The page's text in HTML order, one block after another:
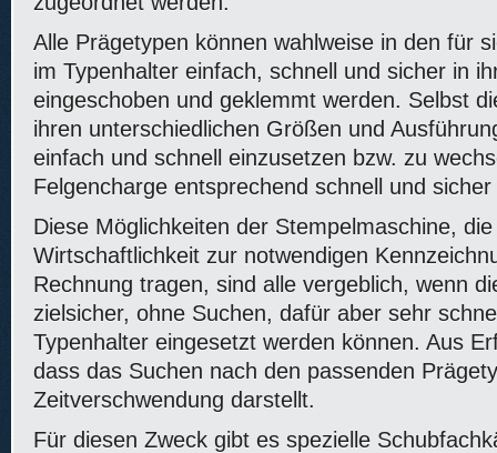
Alle Prägetypen können wahlweise in den für
im Typenhalter einfach, schnell und sicher in
eingeschoben und geklemmt werden. Selbst
ihren unterschiedlichen Größen und
einfach und schnell einzusetzen bzw. zu
Felgencharge entsprechend schnell und
Diese Möglichkeiten der Stempelmaschine,
Wirtschaftlichkeit zur notwendigen
Rechnung tragen, sind alle vergeblich, wenn
zielsicher, ohne Suchen, dafür aber sehr
Typenhalter eingesetzt werden können. Aus
dass das Suchen nach den passenden
Zeitverschwendung darstellt.
Für diesen Zweck gibt es spezielle